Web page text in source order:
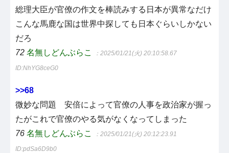
総理大臣が官僚の作文を棒読みする日本が異常なだけ
こんな馬鹿な国は世界中探しても日本ぐらいしかない
だろ
72 名無しどんぶらこ ：2025/01/21(火) 20:10:58.67
ID:NhYG8ceG0
>>68
微妙な問題 安倍によって官僚の人事を政治家が握っ
たがこれで官僚のやる気がなくなってしまった
76 名無しどんぶらこ ：2025/01/21(火) 20:12:23.91
ID:pdSa6D9b0